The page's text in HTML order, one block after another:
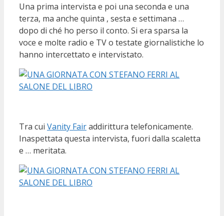
Una prima intervista e poi una seconda e una
terza, ma anche quinta , sesta e settimana …
dopo di ché ho perso il conto. Si era sparsa la
voce e molte radio e TV o testate giornalistiche lo
hanno intercettato e intervistato.
Tra cui Vanity Fairaddirittura telefonicamente.
Inaspettata questa intervista, fuori dalla scaletta
e … meritata.